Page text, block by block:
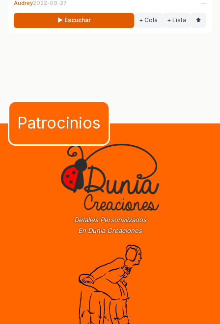
Audrey2022-09-27 —
▶ Escuchar + Cola + Lista ⬆
Detalles Personalizados
En Dunia Creaciones